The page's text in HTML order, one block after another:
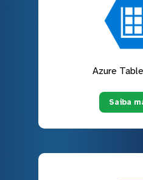
Azure
Saiba